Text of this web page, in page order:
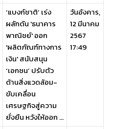
‘แบงก์ชาติ’ เร่ง
ผลักดัน 'ธนาคาร
พาณิชย์' ออก
'ผลิตภัณฑ์ทางการ
เงิน' สนับสนุน
‘เอกชน’ ปรับตัว
ด้านสิ่งแวดล้อม-
ขับเคลื่อน
เศรษฐกิจสู่ความ
ยั่งยืน หวังให้ออก ...
วันอังคาร,
12 มีนาคม
2567
17:49